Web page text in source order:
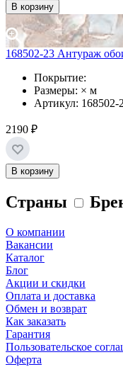
В корзину
168502-23 Антураж
Покрытие:
Размеры: × м
Артикул: 168502-
2190 ₽
В корзину
Страны
О компании
Вакансии
Каталог
Блог
Акции и скидки
Оплата и доставка
Обмен и возврат
Как заказать
Гарантия
Пользовательское
Оферта